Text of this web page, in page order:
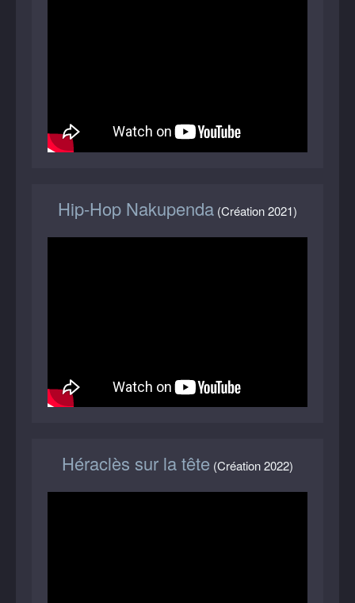
Hip-Hop Nakupenda (Création 2021)
Héraclès sur la tête (Création 2022)